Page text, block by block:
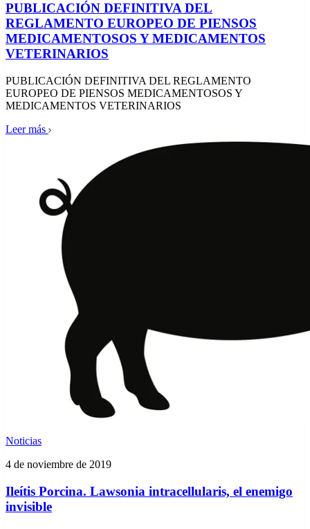
PUBLICACIÓN DEFINITIVA DEL
REGLAMENTO EUROPEO DE PIENSOS
MEDICAMENTOSOS Y MEDICAMENTOS
VETERINARIOS
PUBLICACIÓN DEFINITIVA DEL REGLAMENTO
EUROPEO DE PIENSOS MEDICAMENTOSOS Y
MEDICAMENTOS VETERINARIOS
Leer más
Noticias
4 de noviembre de 2019
Ileítis Porcina. Lawsonia intracellularis, el enemigo
invisible